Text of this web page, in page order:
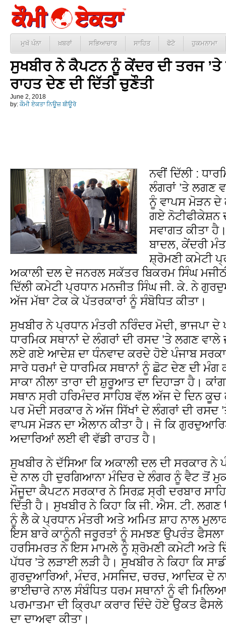
ਮੁਖੱ ਪੰਨਾ ਖ਼ਬਰਾਂ ਸਭਿਆਚਾਰ ਸਾਹਿਤ ਫੋਟੋ ਹੁਕਮਨਾਮਾ
ਸੁਖਬੀਰ ਨੇ ਕੈਪਟਨ ਨੂੰ ਕੇਂਦਰ ਦੀ ਤਰਜ ’ਤੇ
ਰਾਹਤ ਦੇਣ ਦੀ ਦਿੱਤੀ ਚੁਣੌਤੀ
June 2, 2018
by: ਕੌਮੀ ਏਕਤਾ ਨਿਊਜ਼ ਬੀਊਰੋ
ਨਵੀਂ ਦਿੱਲੀ :
ਲੰਗਰਾਂ ’ਤੇ ਲਗਣ
ਨੂੰ ਵਾਪਸ ਮੋੜਨ ਦੇ
ਗਏ ਨੋਟੀਫੀਕੇਸ਼ਨ
ਸਵਾਗਤ ਕੀਤਾ
ਬਾਦਲ, ਕੇਂਦਰੀ
ਸ਼੍ਰੋਮਣੀ ਕਮੇਟੀ
ਅਕਾਲੀ ਦਲ ਦੇ ਜਨਰਲ ਸਕੱਤਰ ਬਿਕਰਮ ਸਿੰਘ
ਦਿੱਲੀ ਕਮੇਟੀ ਪ੍ਰਧਾਨ ਮਨਜੀਤ ਸਿੰਘ ਜੀ. ਕੇ. ਨੇ
ਅੱਜ ਮੱਥਾ ਟੇਕ ਕੇ ਪੱਤਰਕਾਰਾਂ ਨੂੰ ਸੰਬੋਧਿਤ ਕੀਤਾ।
ਸੁਖਬੀਰ ਨੇ ਪ੍ਰਧਾਨ ਮੰਤਰੀ ਨਰਿੰਦਰ ਮੋਦੀ, ਭਾਜਪਾ
ਧਾਰਮਿਕ ਸਥਾਨਾਂ ਦੇ ਲੰਗਰਾਂ ਦੀ ਰਸਦ ’ਤੇ ਲਗਣ
ਲਏ ਗਏ ਆਦੇਸ਼ ਦਾ ਧੰਨਵਾਦ ਕਰਦੇ ਹੋਏ ਪੰਜਾਬ
ਸਾਰੇ ਧਰਮਾਂ ਦੇ ਧਾਰਮਿਕ ਸਥਾਨਾਂ ਨੂੰ ਛੋਟ ਦੇਣ ਦੀ ਮੰਗ
ਸਾਕਾ ਨੀਲਾ ਤਾਰਾ ਦੀ ਸ਼ੁਰੂਆਤ ਦਾ ਦਿਹਾੜਾ ਹੈ।
ਸਥਾਨ ਸ੍ਰੀ ਹਰਿਮੰਦਰ ਸਾਹਿਬ ਵੱਲ ਅੱਜ ਦੇ ਦਿਨ ਕੂਚ
ਪਰ ਮੋਦੀ ਸਰਕਾਰ ਨੇ ਅੱਜ ਸਿੱਖਾਂ ਦੇ ਲੰਗਰਾਂ ਦੀ ਰਸਦ
ਵਾਪਸ ਮੋੜਨ ਦਾ ਐਲਾਨ ਕੀਤਾ ਹੈ। ਜੋ ਕਿ
ਅਦਾਰਿਆਂ ਲਈ ਵੀ ਵੱਡੀ ਰਾਹਤ ਹੈ।
ਸੁਖਬੀਰ ਨੇ ਦੱਸਿਆ ਕਿ ਅਕਾਲੀ ਦਲ ਦੀ ਸਰਕਾਰ ਨੇ
ਦੇ ਨਾਲ ਹੀ ਦੁਰਗਿਆਨਾ ਮੰਦਿਰ ਦੇ ਲੰਗਰ ਨੂੰ ਵੈਟ ਤੋਂ
ਮੌਜੂਦਾ ਕੈਪਟਨ ਸਰਕਾਰ ਨੇ ਸਿਰਫ਼ ਸ੍ਰੀ ਦਰਬਾਰ
ਦਿੱਤੀ ਹੈ। ਸੁਖਬੀਰ ਨੇ ਕਿਹਾ ਕਿ ਜੀ. ਐਸ. ਟੀ.
ਨੂੰ ਲੈ ਕੇ ਪ੍ਰਧਾਨ ਮੰਤਰੀ ਅਤੇ ਅਮਿਤ ਸ਼ਾਹ ਨਾਲ
ਇਸ ਬਾਰੇ ਕਾਨੂੰਨੀ ਜਰੂਰਤਾਂ ਨੂੰ ਸਮਝਣ ਉਪਰੰਤ ਫੈਸਲਾ
ਹਰਸਿਮਰਤ ਨੇ ਇਸ ਮਾਮਲੇ ਨੂੰ ਸ਼੍ਰੋਮਣੀ ਕਮੇਟੀ ਅਤੇ
ਪੱਧਰ ’ਤੇ ਲੜਾਈ ਲੜੀ ਹੈ। ਸੁਖਬੀਰ ਨੇ ਕਿਹਾ ਕਿ
ਗੁਰਦੁਆਰਿਆਂ, ਮੰਦਰ, ਮਸਜਿਦ, ਚਰਚ, ਆਦਿਕ ਦੇ
ਭਾਈਚਾਰੇ ਨਾਲ ਸੰਬੰਧਿਤ ਧਰਮ ਸਥਾਨਾਂ ਨੂੰ ਵੀ
ਪਰਮਾਤਮਾ ਦੀ ਕ੍ਰਿਪਾ ਕਰਾਰ ਦਿੰਦੇ ਹੋਏ ਉਕਤ ਫੈਸਲੇ
ਦਾ ਦਾਅਵਾ ਕੀਤਾ।